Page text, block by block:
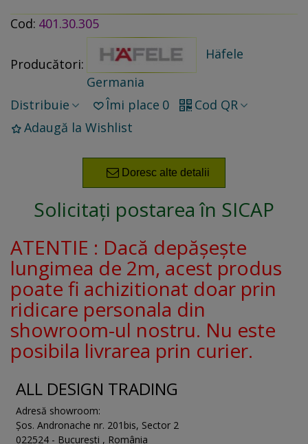
Cod: 401.30.305
Producători:
Häfele
Germania
Distribuie
Îmi place 0
Cod QR
Adaugă la Wishlist
Doresc alte detalii
Solicitați postarea în SICAP
ATENTIE : Dacă depășește
lungimea de 2m, acest produs
poate fi achizitionat doar prin
ridicare personala din
showroom-ul nostru. Nu este
posibila livrarea prin curier.
ALL DESIGN TRADING
Adresă showroom:
Șos. Andronache nr. 201bis, Sector 2
022524 - București , România